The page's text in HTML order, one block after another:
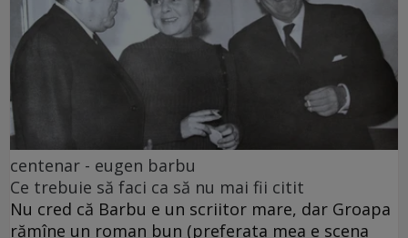
centenar - eugen barbu
Ce trebuie să faci ca să nu mai fii citit
Nu cred că Barbu e un scriitor mare, dar Groapa
rămîne un roman bun (preferata mea e scena